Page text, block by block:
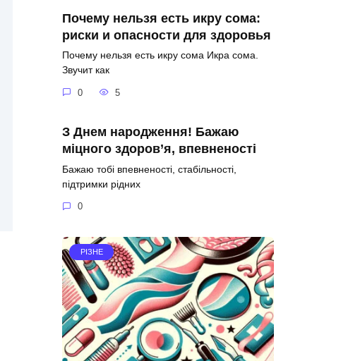
Почему нельзя есть икру сома:
риски и опасности для здоровья
Почему нельзя есть икру сома Икра сома.
Звучит как
0 5
З Днем народження! Бажаю
міцного здоров’я, впевненості
Бажаю тобі впевненості, стабільності,
підтримки рідних
0
РІЗНЕ